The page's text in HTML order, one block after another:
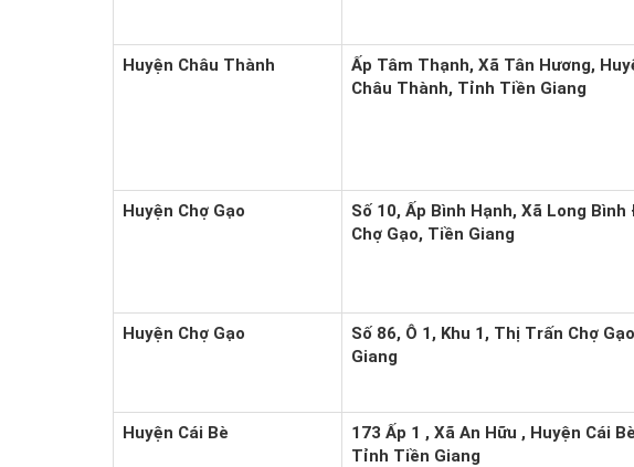
Huyện Châu Thành
Ấp Tâm Thạnh, Xã Tân Hương,
Châu Thành, Tỉnh Tiền Giang
Huyện Chợ Gạo
Số 10, Ấp Bình Hạnh, Xã Long Bình
Chợ Gạo, Tiền Giang
Huyện Chợ Gạo
Số 86, Ô 1, Khu 1, Thị Trấn Chợ
Giang
Huyện Cái Bè
173 Ấp 1 , Xã An Hữu , Huyện Cái
Tỉnh Tiền Giang